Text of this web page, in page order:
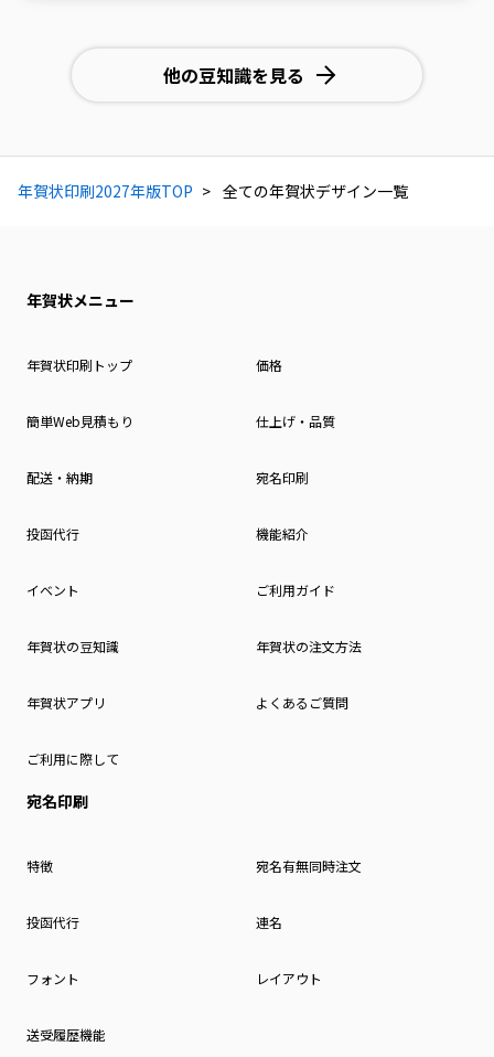
他の豆知識を見る
年賀状印刷2027年版TOP 全ての年賀状デザイン一覧
年賀状メニュー
年賀状印刷トップ 価格
簡単Web見積もり 仕上げ・品質
配送・納期 宛名印刷
投函代行 機能紹介
イベント ご利用ガイド
年賀状の豆知識 年賀状の注文方法
年賀状アプリ よくあるご質問
ご利用に際して
宛名印刷
特徴 宛名有無同時注文
投函代行 連名
フォント レイアウト
送受履歴機能